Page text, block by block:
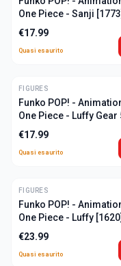
One Piece - Sanji [1773]
€17.99
Quasi esaurito
ULTIME
FIGURES
Funko POP! -
One Piece - Luffy Gear
[1607]
€17.99
Quasi esaurito
ULTIME
FIGURES
Funko POP! -
One Piece - Luffy [1620]
€23.99
Quasi esaurito